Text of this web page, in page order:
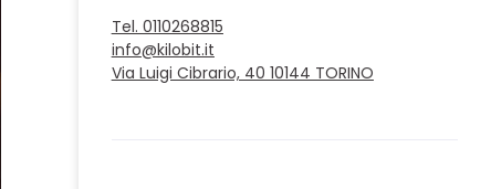
Tel. 0110268815
info@kilobit.it
Via Luigi Cibrario, 40 10144 TORINO